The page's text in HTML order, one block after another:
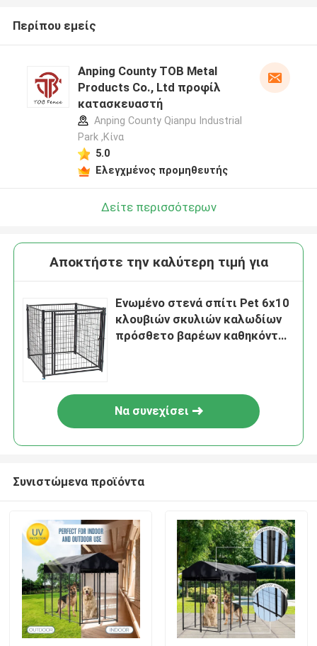
Περίπου εμείς
Anping County TOB Metal
Products Co., Ltd προφίλ
κατασκευαστή
Anping County Qianpu Industrial
Park ,Κίνα
5.0
Ελεγχμένος προμηθευτής
Δείτε περισσότερων
Αποκτήστε την καλύτερη τιμή για
Ενωμένο στενά σπίτι Pet 6x10
κλουβιών σκυλιών καλωδίων
πρόσθετο βαρέων καθηκόντων
Να συνεχίσει
Συνιστώμενα προϊόντα